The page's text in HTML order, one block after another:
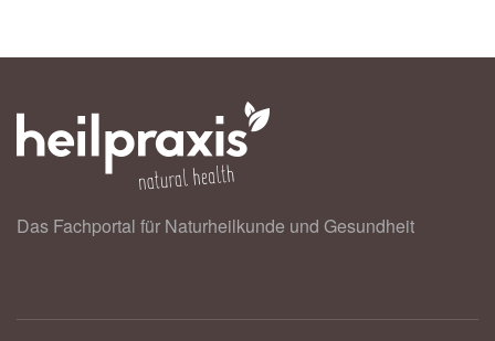
Das Fachportal für Naturheilkunde und Gesundheit